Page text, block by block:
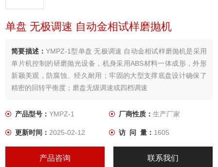
单盘 无极调速 自动金相试样磨抛机
简要描述：YMPZ-1型单盘 无极调速 自动金相试样磨抛机是采用
单片机控制的研磨抛光设备，机身采用ABS材料一体成形，外形
新颖美观，防腐蚀、经久耐用；牢固的大型支撑底盘设计确保了
精密的回转平衡度；磨盘无级调速或四档调速
产品型号：YMPZ-1 厂商性质： 生产厂家
更新时间：2025-02-12 访 问 量： 1605
产品咨询 联系我们